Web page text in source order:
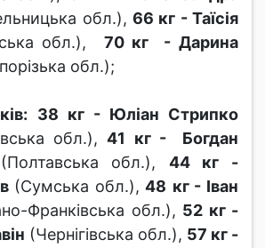
обл.),66 кг - Таїсія
обл.), 70 кг - Дарина
обл.);
38 кг - Юліан Стрипко
обл.),41 кг - Богдан
обл.), 44 кг -
(Сумська обл.),48 кг - Іван
Франківська обл.), 52 кг -
(Чернігівська обл.), 57 кг -